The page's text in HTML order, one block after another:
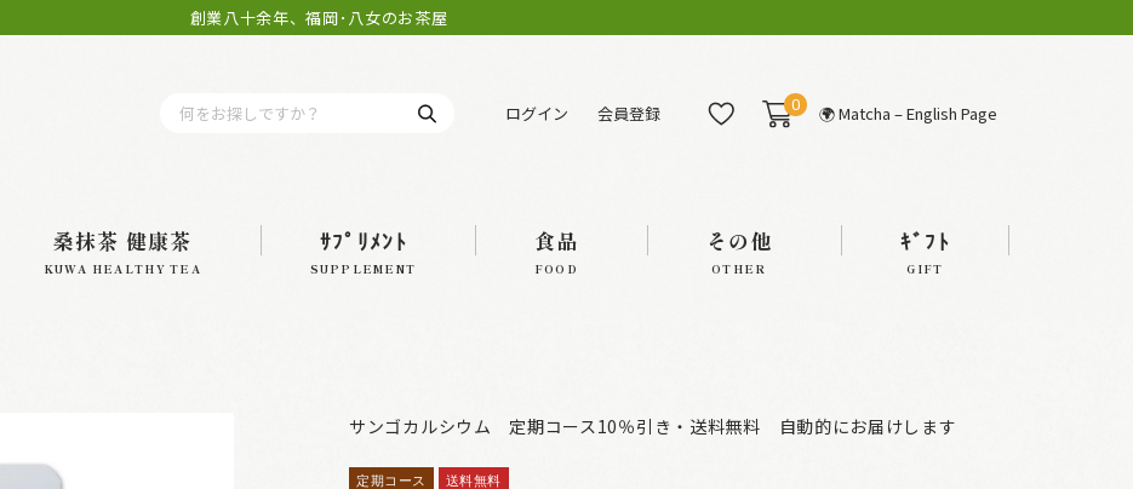
創業八十余年、福岡･八女のお茶屋
ログイン 会員登録 0 🌍 Matcha – English Page
桑抹茶 健康茶
KUWA HEALTHY TEA
ｻﾌﾟﾘﾒﾝﾄ
SUPPLEMENT
食品
FOOD
その他
OTHER
ｷﾞﾌﾄ
GIFT
サンゴカルシウム 定期コース10％引き・送料無料 自動的にお届けします
定期コース 送料無料